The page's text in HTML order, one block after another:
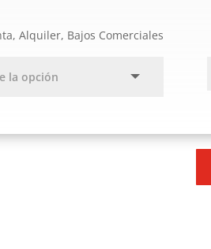
Alquiler, Bajos Comerciales